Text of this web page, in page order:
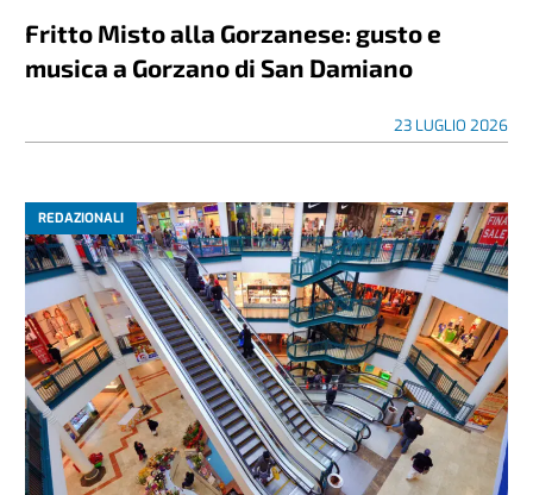
Fritto Misto alla Gorzanese: gusto e
musica a Gorzano di San Damiano
23 LUGLIO 2026
REDAZIONALI